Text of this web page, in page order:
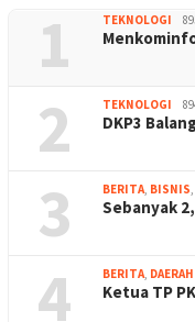
1 TEKNOLOGI
2 TEKNOLOGI
DKP3
3 BERITA, BISNIS,
Sebanyak
4 BERITA, DAERAH
Ketua TP